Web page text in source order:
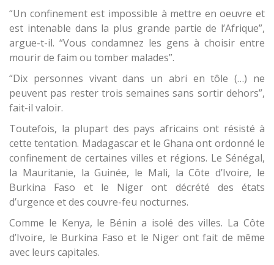
“Un confinement est impossible à mettre en oeuvre et
est intenable dans la plus grande partie de l’Afrique”,
argue-t-il. “Vous condamnez les gens à choisir entre
mourir de faim ou tomber malades”.
“Dix personnes vivant dans un abri en tôle (…) ne
peuvent pas rester trois semaines sans sortir dehors”,
fait-il valoir.
Toutefois, la plupart des pays africains ont résisté à
cette tentation. Madagascar et le Ghana ont ordonné le
confinement de certaines villes et régions. Le Sénégal,
la Mauritanie, la Guinée, le Mali, la Côte d’Ivoire, le
Burkina Faso et le Niger ont décrété des états
d’urgence et des couvre-feu nocturnes.
Comme le Kenya, le Bénin a isolé des villes. La Côte
d’Ivoire, le Burkina Faso et le Niger ont fait de même
avec leurs capitales.